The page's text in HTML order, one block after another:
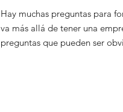
Hay muchas preguntas para
va más allá de tener una
preguntas que pueden ser